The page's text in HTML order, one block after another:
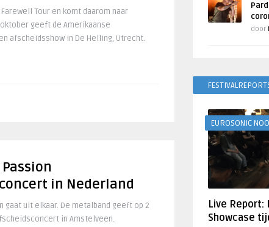
Farewell Tour en komt daarom naar
geeft de Amerikaanse
afscheidsshow in De Helling, Utrecht.
in Nederland
gaat uit elkaar. De metalband geeft op 2
in Amstelveen.
door
EUROSONIC
Live Report:
Showcase